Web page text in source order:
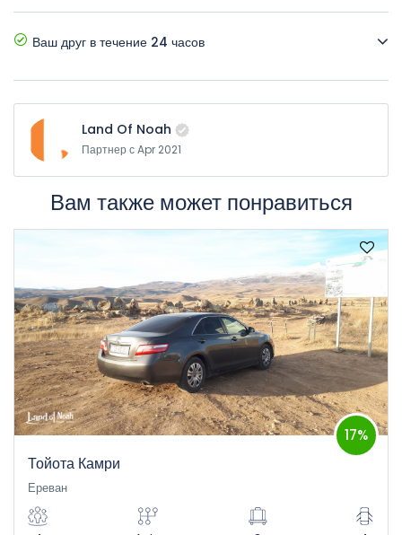
Дополнительные аксессуары •Удобная система бронирования
Ваш друг в течение 24 часов
Компания круглосуточно заботится о своих клиентах. Вы
можете в любое время забронировать и получить автомобиль,
а также получить любую информацию или помощь от
оператора или представителя нашей компании, который
является ответственным лицом по техническим вопросам.
Land Of Noah
Партнер с Apr 2021
Вам также может понравиться
Тойота Камри
17%
Ереван